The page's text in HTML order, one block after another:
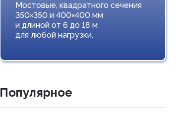
Мостовые, квадратного сечения
350×350 и 400×400 мм
и длиной от 6 до 18 м
для любой нагрузки.
Популярное